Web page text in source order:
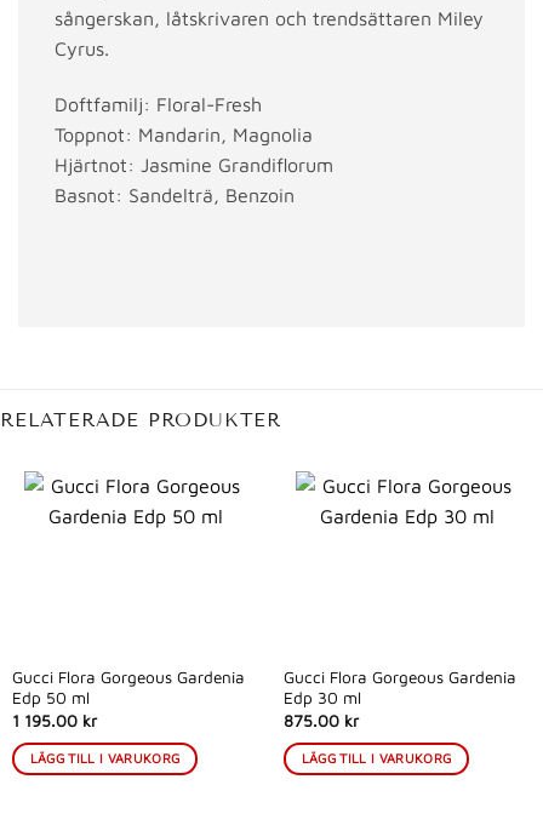
sångerskan, låtskrivaren och trendsättaren Miley
Cyrus.
Doftfamilj: Floral-Fresh
Toppnot: Mandarin, Magnolia
Hjärtnot: Jasmine Grandiflorum
Basnot: Sandelträ, Benzoin
RELATERADE PRODUKTER
Gucci Flora Gorgeous Gardenia
Edp 50 ml
1 195.00 kr
LÄGG TILL I VARUKORG
Gucci Flora Gorgeous Gardenia
Edp 30 ml
875.00 kr
LÄGG TILL I VARUKORG